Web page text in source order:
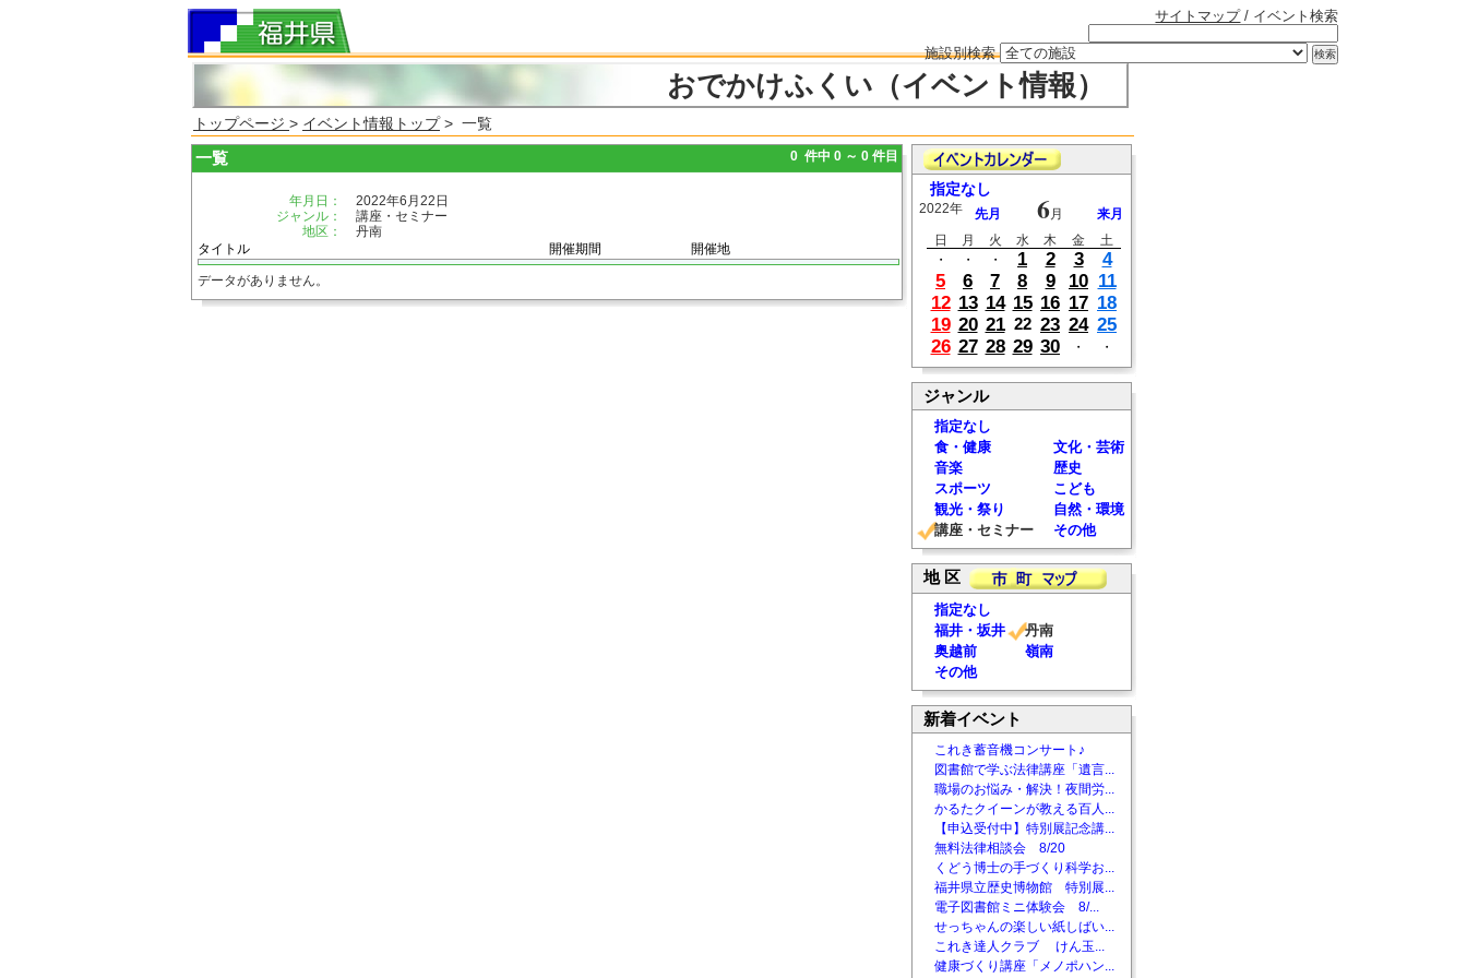
サイトマップ/ イベント検索
施設別検索
おでかけふくい（イベント情報）
トップページ > イベント情報トップ> 一覧
一覧 0 件中 0 ～ 0 件目
年月日：
2022年6月22日
ジャンル：
講座・セミナー
地区：
丹南
タイトル
開催期間 開催地
データがありません。
指定なし
2022年 先月 6月
来月
日
月 火 水 木 金
土
・
・ ・ 1 2 3
4
5
6 7 8 9 10 11
12 13 14 15 16 17 18
19 20 21 22 23 24 25
26 27 28 29 30 ・ ・
ジャンル
指定なし
食・健康
文化・芸術
音楽
歴史
スポーツ
こども
観光・祭り
自然・環境
講座・セミナー
その他
地 区
指定なし
福井・坂井
丹南
奥越前
嶺南
その他
新着イベント
これき蓄音機コンサート♪
図書館で学ぶ法律講座「遺言...
職場のお悩み・解決！夜間労...
かるたクイーンが教える百人...
【申込受付中】特別展記念講...
無料法律相談会 8/20
くどう博士の手づくり科学お...
福井県立歴史博物館 特別展...
電子図書館ミニ体験会 8/...
せっちゃんの楽しい紙しばい...
これき達人クラブ けん玉...
健康づくり講座「メノポハン...